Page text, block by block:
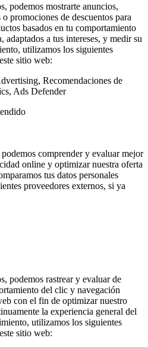
podemos mostrarte anuncios,
promociones de descuentos para
basados en tu comportamiento
adaptados a tus intereses, y medir su
utilizamos los siguientes
sitio web:
Recomendaciones de
Ads Defender
comprender y evaluar mejor
online y optimizar nuestra oferta
tus datos personales
proveedores externos, si ya
podemos rastrear y evaluar de
del clic y navegación
con el fin de optimizar nuestro
la experiencia general del
utilizamos los siguientes
sitio web: